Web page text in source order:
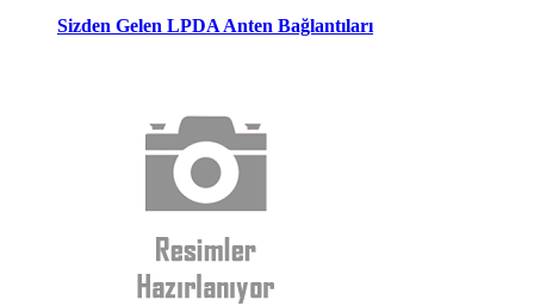
Sizden Gelen LPDA Anten Bağlantıları